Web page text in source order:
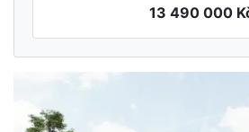
13 490 000